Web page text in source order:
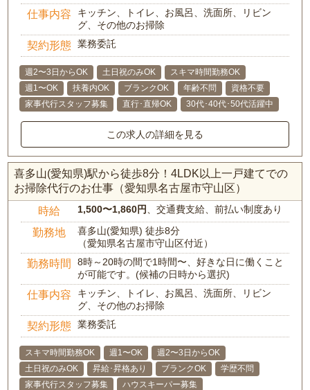
仕事内容
キッチン、トイレ、お風呂、洗面所、リビン
グ、その他のお掃除
契約形態 業務委託
週2〜3日からOK 土日祝のみOK
スキマ時間勤務OK
週1〜OK
扶養内OK ブランクOK 年齢不問
資格不要
家事代行スタッフ募集
直行･直帰OK 30代･40代･50代活躍中
この求人の詳細を見る
喜多山(愛知県)駅から徒歩8分！4LDK以上一戸建てでの
お掃除代行のお仕事（愛知県名古屋市守山区）
時給 1,500〜1,860円 、交通費支給、前払い制度あり
勤務地
喜多山(愛知県) 徒歩8分
（愛知県名古屋市守山区付近）
勤務時間
8時～20時の間で1時間〜、好きな日に働くこと
が可能です。(候補の日時から選択)
仕事内容
キッチン、トイレ、お風呂、洗面所、リビン
グ、その他のお掃除
契約形態 業務委託
スキマ時間勤務OK 週1〜OK
週2〜3日からOK
土日祝のみOK
昇給･昇格あり ブランクOK
学歴不問
家事代行スタッフ募集
ハウスキーパー募集